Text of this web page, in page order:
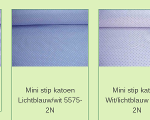
Mini stip katoen
Lichtblauw/wit 5575-
2N
Mini stip
Wit/
2N